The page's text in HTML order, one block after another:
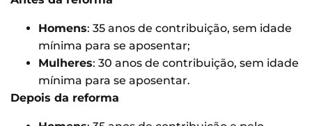
Homens: 35 anos de contribuição, sem idade
mínima para se aposentar;
Mulheres: 30 anos de contribuição, sem idade
mínima para se aposentar.
Depois da reforma